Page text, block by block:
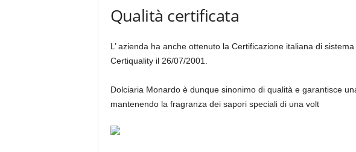
Qualità certificata
L’ azienda ha anche ottenuto la Certificazione italiana di
Certiquality il 26/07/2001.
Dolciaria Monardo è dunque sinonimo di qualità e garantisce
mantenendo la fragranza dei sapori speciali di una volt